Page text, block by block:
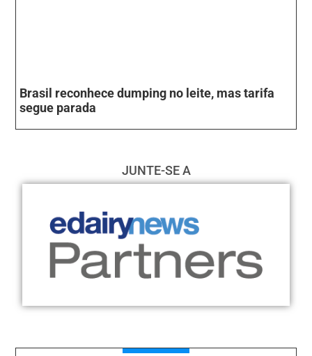
Brasil reconhece dumping no leite, mas tarifa
segue parada
JUNTE-SE A